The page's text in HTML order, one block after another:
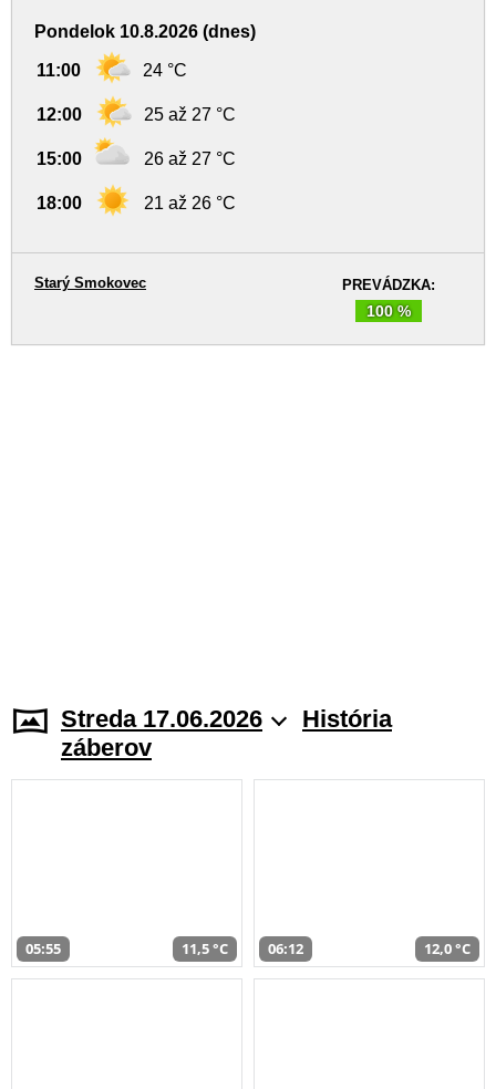
Pondelok 10.8.2026 (dnes)
11:00 24 °C
12:00 25 až 27 °C
15:00 26 až 27 °C
18:00 21 až 26 °C
PREVÁDZKA:
100 %
Starý Smokovec
Streda 17.06.2026
História
záberov
05:55 11,5 °C 06:12 12,0 °C